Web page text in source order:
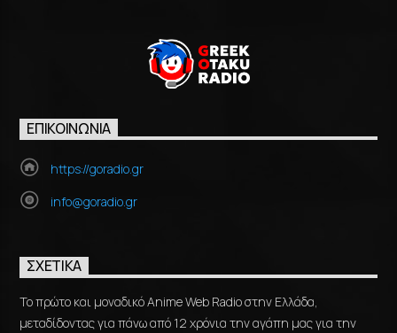
ΕΠΙΚΟΙΝΩΝΊΑ
https://goradio.gr
info@goradio.gr
ΣΧΕΤΙΚΆ
Το πρώτο και μοναδικό Anime Web Radio στην Ελλάδα,
μεταδίδοντας για πάνω από 12 χρόνια την αγάπη μας για την